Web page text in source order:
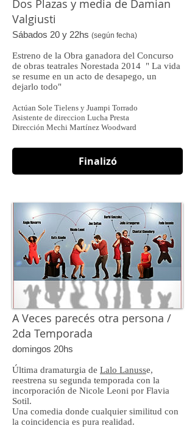
Dos Plazas y media de Damian
Valgiusti
Sábados 20 y 22hs (según fecha)
Estreno de la Obra ganadora del Concurso
de obras teatrales Norestada 2014 " La vida
se resume en un acto de desapego, un
dejarlo todo"
Actúan Sole Tielens y Juampi Torrado
Asistente de direccion Lucha Presta
Dirección Mechi Martínez Woodward
Finalizó
A Veces parecés otra persona /
2da Temporada
domingos 20hs
Última dramaturgia de Lalo Lanusse,
reestrena su segunda temporada con la
incorporación de Nicole Leoni por Flavia
Sotil.
Una comedia donde cualquier similitud con
la coincidencia es pura realidad.